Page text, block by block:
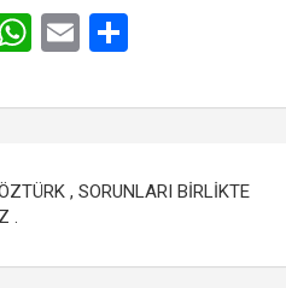
W
at
A
p
E
ail ar
, SORUNLARI BİRLİKTE
.